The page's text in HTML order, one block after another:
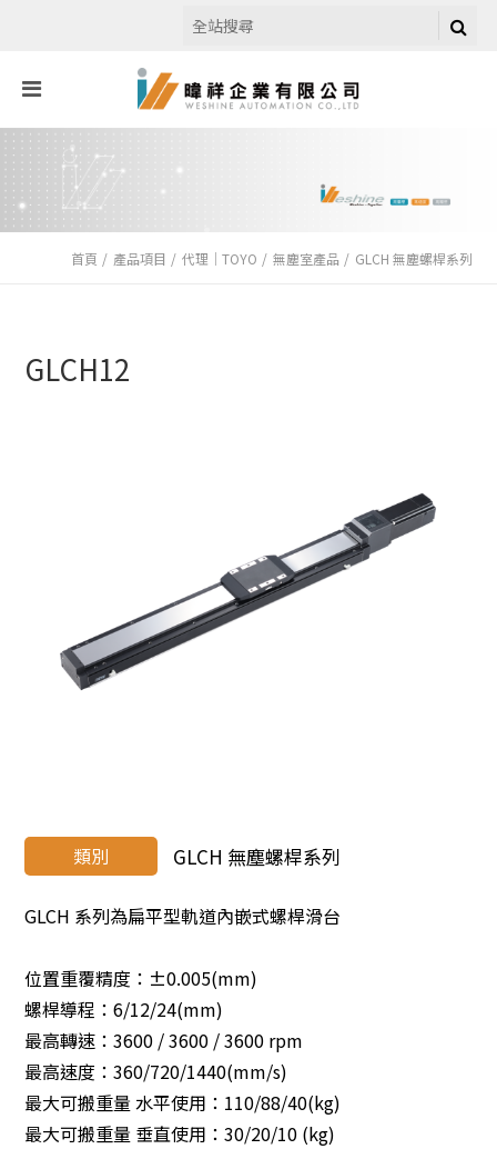
首頁 產品項目 代理｜TOYO 無塵室產品 GLCH 無塵螺桿系列
GLCH12
類別 GLCH 無塵螺桿系列
GLCH 系列為扁平型軌道內嵌式螺桿滑台
位置重覆精度：±0.005(mm)
螺桿導程：6/12/24(mm)
最高轉速：3600 / 3600 / 3600 rpm
最高速度：360/720/1440(mm/s)
最大可搬重量 水平使用：110/88/40(kg)
最大可搬重量 垂直使用：30/20/10 (kg)